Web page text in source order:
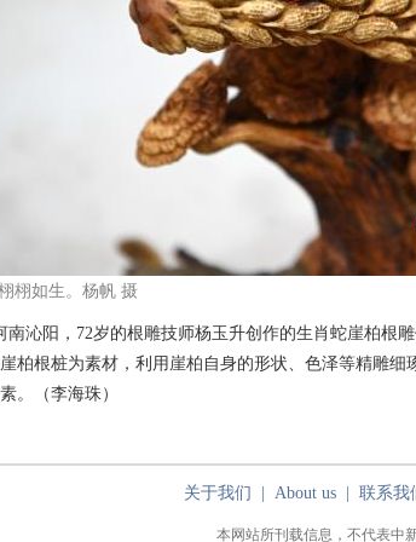
栩如生。杨帆 摄
沁阳，72岁的根雕技师杨玉升创作的生肖蛇崖柏根雕
柏根桩为素材，利用崖柏自身的形状、色泽等精雕细
。（李海珠）
关于我们 About us| 联系我
本网站所刊载信息，不代表中